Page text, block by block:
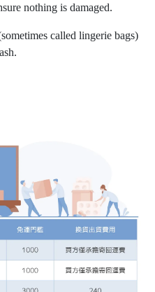
nothing is damaged.
called lingerie bags)